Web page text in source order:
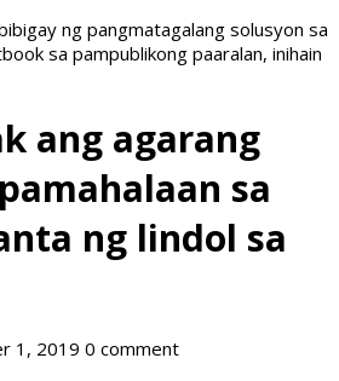
ng pangmatagalang solusyon sa
sa pampublikong paaralan, inihain
ang agarang
sa
ng lindol sa
1, 2019 0 comment